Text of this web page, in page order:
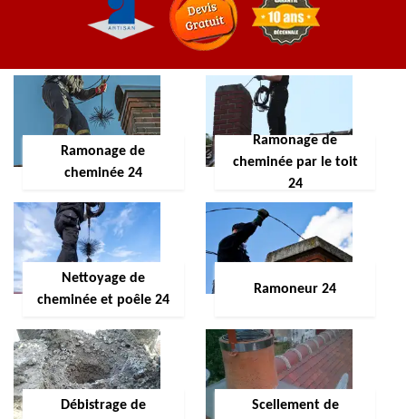
Ramonage de
cheminée 24
Ramonage de
cheminée par le toit
24
Nettoyage de
cheminée et poêle 24
Ramoneur 24
Débistrage de
Scellement de